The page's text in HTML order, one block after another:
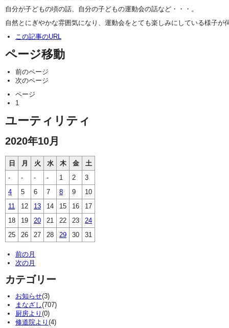
自分が子どもの頃の話、自分の子どもの運動会の話など・・・。
自然とにぎやかな雰囲気になり、運動会をとても楽しみにしている様子が
この記事のURL
ページ移動
前のページ
次のページ
ページ
1
ユーティリティ
2020年10月
日 月 火 水 木 金
土
-
- - - 1 2
3
4
5 6 7 8 9
10
11
12 13 14 15 16
17
18
19 20 21 22 23
24
25
26 27 28 29 30 31
前の月
次の月
カテゴリー
お知らせ(3)
まなざし(707)
厨房より (0)
修道院より (4)